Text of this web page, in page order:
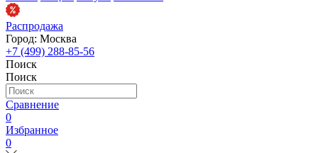
Распродажа
Город: Москва
+7 (499) 288-85-56
Поиск
Поиск
Сравнение
0
Избранное
0